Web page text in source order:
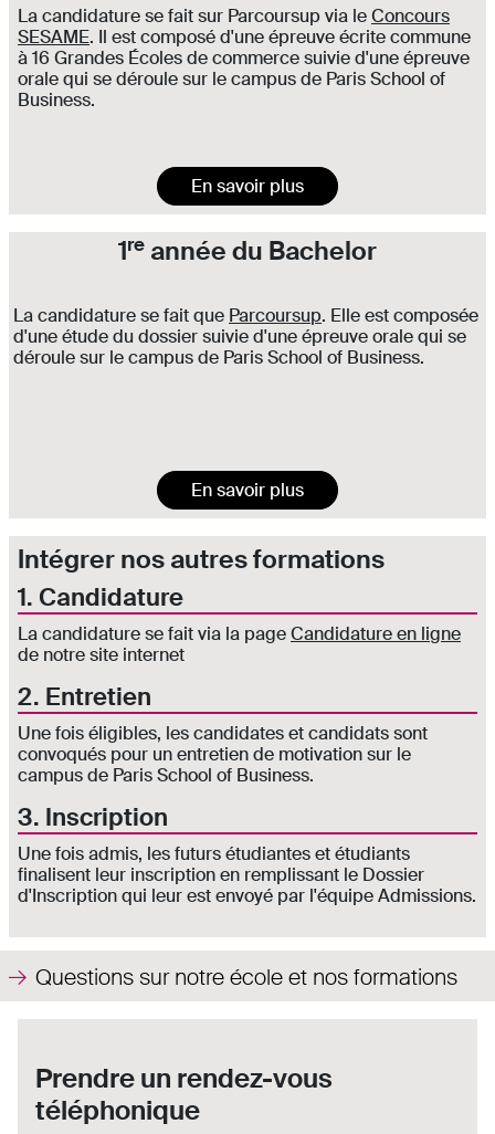
La candidature se fait sur Parcoursup via leConcours
SESAME. Il est composé d'une épreuve écrite commune
à 16 Grandes Écoles de commerce suivie d'une épreuve
orale qui se déroule sur le campus de Paris School of
Business.
En savoir plus
1re année du Bachelor
La candidature se fait que Parcoursup. Elle est composée
d'une étude du dossier suivie d'une épreuve orale qui se
déroule sur le campus de Paris School of Business.
En savoir plus
Intégrer nos autres formations
1. Candidature
La candidature se fait via la pageCandidature en ligne
de notre site internet
2. Entretien
Une fois éligibles, les candidates et candidats sont
convoqués pour un entretien de motivation sur le
campus de Paris School of Business.
3. Inscription
Une fois admis, les futurs étudiantes et étudiants
finalisent leur inscription en remplissant le Dossier
d'Inscription qui leur est envoyé par l'équipe Admissions.
Questions sur notre école et nos formations
Prendre un rendez-vous
téléphonique